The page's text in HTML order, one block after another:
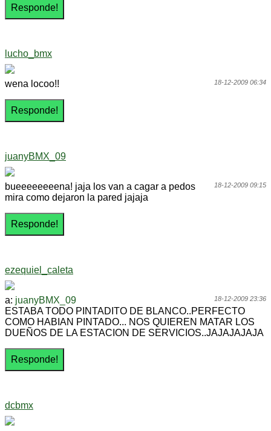
lucho_bmx
18-12-2009 06:34
wena locoo!!
juanyBMX_09
18-12-2009 09:15
bueeeeeeeena! jaja los van a cagar a pedos
mira como dejaron la pared jajaja
ezequiel_caleta
18-12-2009 23:36
a: juanyBMX_09
ESTABA TODO PINTADITO DE BLANCO..PERFECTO
COMO HABIAN PINTADO... NOS QUIEREN MATAR LOS
DUEÑOS DE LA ESTACION DE SERVICIOS..JAJAJAJAJA
dcbmx